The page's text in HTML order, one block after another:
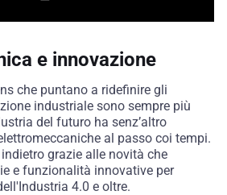
e innovazione
che puntano a ridefinire gli
industriale sono sempre più
del futuro ha senz’altro
al passo coi tempi.
grazie alle novità che
e funzionalità innovative per
4.0 e oltre.